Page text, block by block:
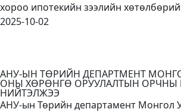
хороо ипотекийн зээлийн
2025-10-02
АНУ-ЫН ТӨРИЙН ДЕПАРТМЕНТ
ОНЫ ХӨРӨНГӨ ОРУУЛАЛТЫН ОРЧНЫ
НИЙТЭЛЖЭЭ
АНУ-ын Төрийн департамент Монгол